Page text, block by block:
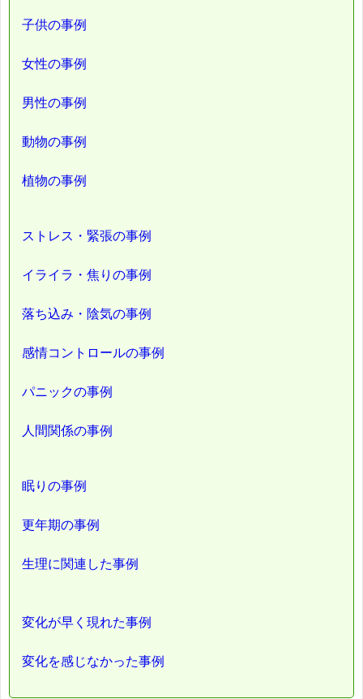
子供の事例
女性の事例
男性の事例
動物の事例
植物の事例
ストレス・緊張の事例
イライラ・焦りの事例
落ち込み・陰気の事例
感情コントロールの事例
パニックの事例
人間関係の事例
眠りの事例
更年期の事例
生理に関連した事例
変化が早く現れた事例
変化を感じなかった事例